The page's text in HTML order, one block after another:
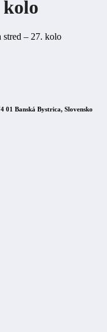
kolo
stred – 27. kolo
01 Banská Bystrica, Slovensko